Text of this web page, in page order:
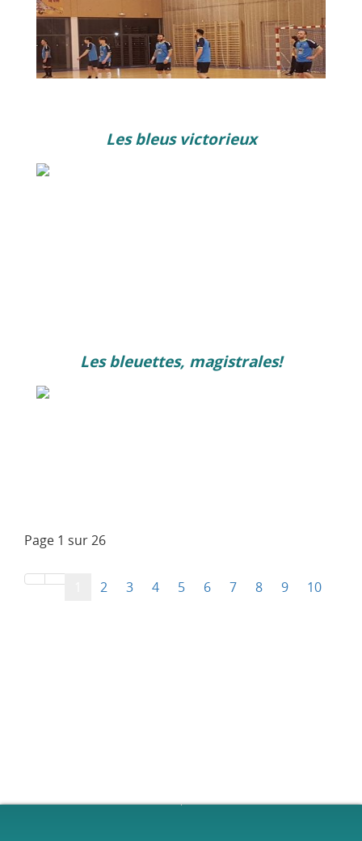
Les bleus victorieux
Les bleuettes, magistrales!
Page 1 sur 26
2 3 4 5 6 7 8 9 10